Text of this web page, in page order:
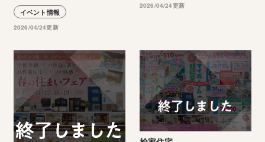
イベント情報
2026/04/24更新
2026/04/24更新